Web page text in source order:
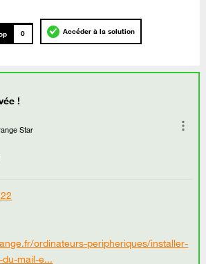
0 Accéder à la solution
Star
ordinateurs-peripheriques/installer-
mail-e...